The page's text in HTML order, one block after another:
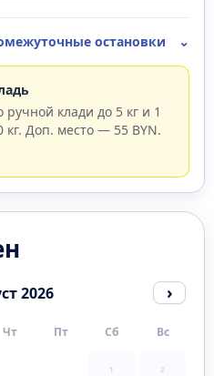
остановки ⌄
ручной клади до 5 кг и 1
кг. Доп. место — 55 BYN.
2026 ›
Чт Пт Сб Вс
1 2